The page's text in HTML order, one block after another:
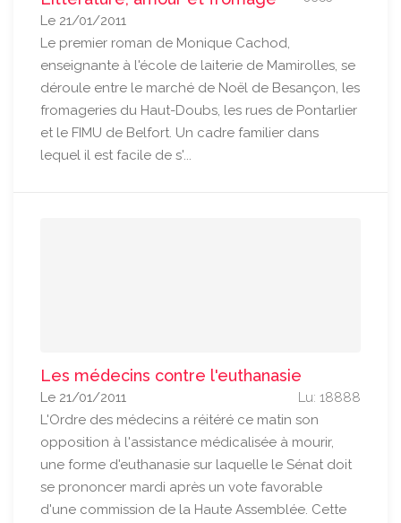
Le 21/01/2011
Le premier roman de Monique Cachod,
enseignante à l'école de laiterie de Mamirolles, se
déroule entre le marché de Noël de Besançon, les
fromageries du Haut-Doubs, les rues de Pontarlier
et le FIMU de Belfort. Un cadre familier dans
lequel il est facile de s'...
Les médecins contre l'euthanasie
Lu: 18888
Le 21/01/2011
L'Ordre des médecins a réitéré ce matin son
opposition à l'assistance médicalisée à mourir,
une forme d'euthanasie sur laquelle le Sénat doit
se prononcer mardi après un vote favorable
d'une commission de la Haute Assemblée. Cette